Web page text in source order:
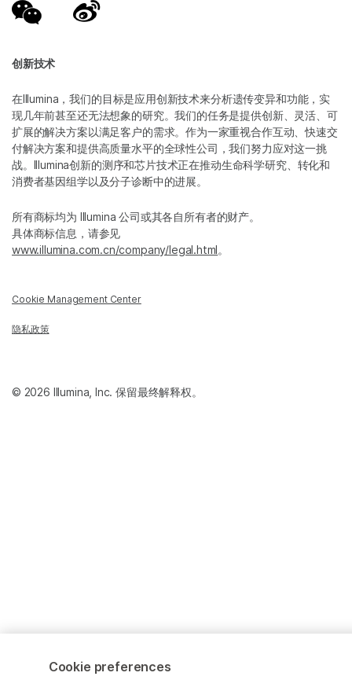
创新技术
在Illumina，我们的目标是应用创新技术来分析遗传变异和功能，实
现几年前甚至还无法想象的研究。我们的任务是提供创新、灵活、可
扩展的解决方案以满足客户的需求。作为一家重视合作互动、快速交
付解决方案和提供高质量水平的全球性公司，我们努力应对这一挑
战。Illumina创新的测序和芯片技术正在推动生命科学研究、转化和
消费者基因组学以及分子诊断中的进展。
所有商标均为 Illumina 公司或其各自所有者的财产。
具体商标信息，请参见
www.illumina.com.cn/company/legal.html。
Cookie Management Center
隐私政策
© 2026 Illumina, Inc. 保留最终解释权。
Cookie preferences